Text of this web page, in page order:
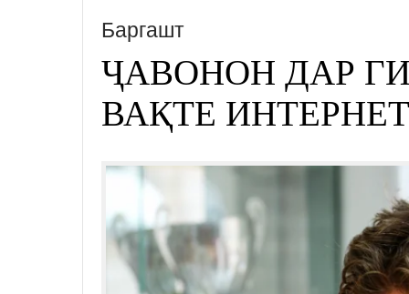
Баргашт
ҶАВОНОН ДАР
ВАҚТЕ